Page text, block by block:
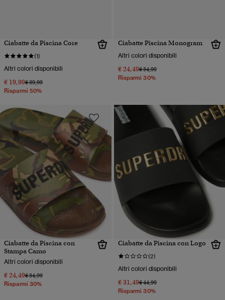
Ciabatte da Piscina Core
(1)
Altri colori disponibili
€ 19,99Prezzo ridotto da
€ 39,99a
Risparmi 50%
Ciabatte Piscina Monogram
Altri colori disponibili
€ 24,49Prezzo ridotto da
€ 34,99a
Risparmi 30%
Ciabatte da Piscina con
Stampa Camo
Altri colori disponibili
€ 24,49Prezzo ridotto da
€ 34,99a
Risparmi 30%
Ciabatte da Piscina con Logo
(2)
Altri colori disponibili
€ 31,49Prezzo ridotto da
€ 44,99a
Risparmi 30%